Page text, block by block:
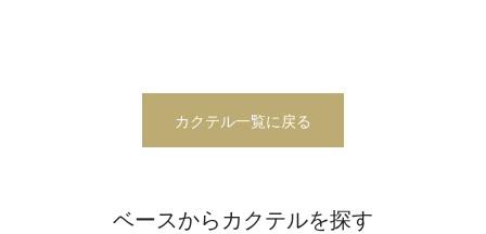
カクテル一覧に戻る
ベースからカクテルを探す